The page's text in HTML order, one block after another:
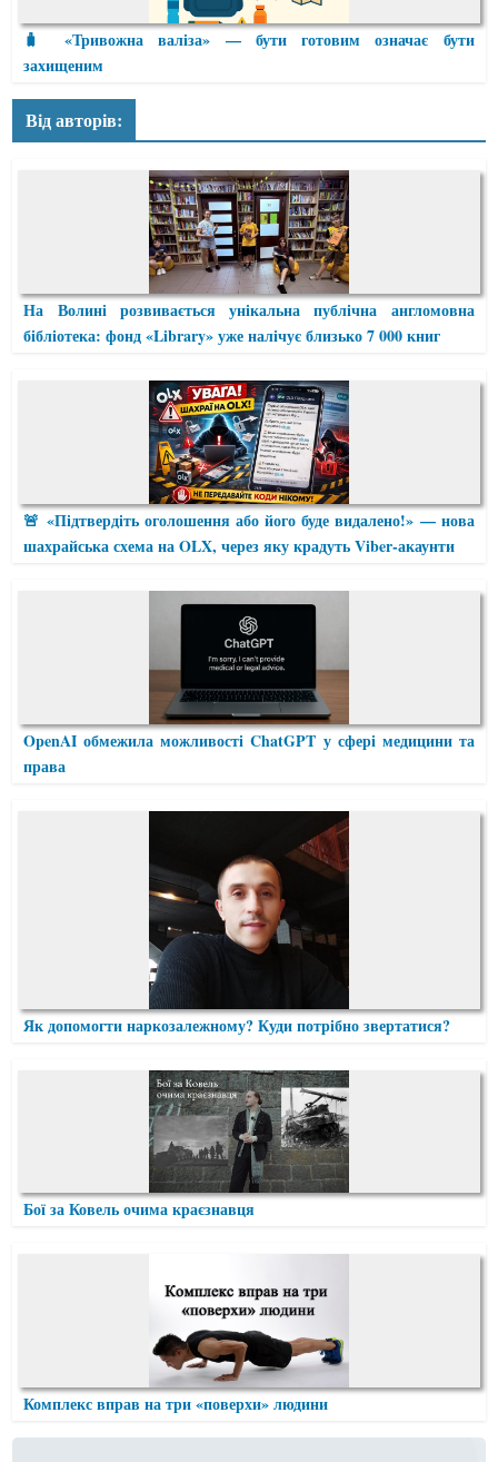
🧳 «Тривожна валіза» — бути готовим означає бути
захищеним
Від авторів:
На Волині розвивається унікальна публічна англомовна
бібліотека: фонд «Library» уже налічує близько 7 000 книг
🚨 «Підтвердіть оголошення або його буде видалено!» — нова
шахрайська схема на OLX, через яку крадуть Viber-акаунти
OpenAI обмежила можливості ChatGPT у сфері медицини та
права
Як допомогти наркозалежному? Куди потрібно звертатися?
Бої за Ковель очима краєзнавця
Комплекс вправ на три «поверхи» людини